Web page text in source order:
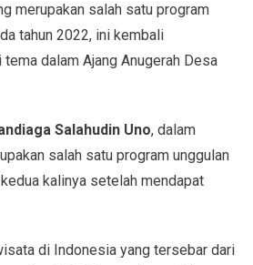
merupakan salah satu program
tahun 2022, ini kembali
dalam Ajang Anugerah Desa
Salahudin Uno, dalam
salah satu program unggulan
kalinya setelah mendapat
di Indonesia yang tersebar dari